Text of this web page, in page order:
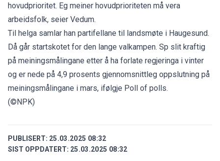
hovudprioritet. Eg meiner hovudprioriteten må vera
arbeidsfolk, seier Vedum.
Til helga samlar han partifellane til landsmøte i Haugesund.
Då går startskotet for den lange valkampen. Sp slit kraftig
på meiningsmålingane etter å ha forlate regjeringa i vinter
og er nede på 4,9 prosents gjennomsnittleg oppslutning på
meiningsmålingane i mars, ifølgje Poll of polls.
(©NPK)
PUBLISERT: 25.03.2025 08:32
SIST OPPDATERT: 25.03.2025 08:32